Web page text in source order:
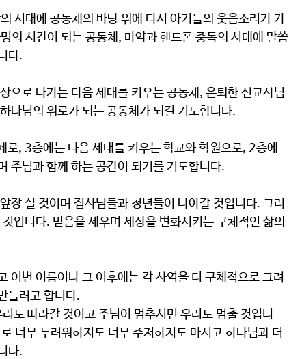
의 시간이 되는 공동체, 마약과 핸드폰 중독의 시대에 말씀
다.
나님의 위로가 되는 공동체가 되길 기도합니다.
주님과 함께 하는 공간이 되기를 기도합니다.
입니다. 믿음을 세우며 세상을 변화시키는 구체적인 삶의
들려고 합니다.
너무 두려워하지도 너무 주저하지도 마시고 하나님과 더
다.